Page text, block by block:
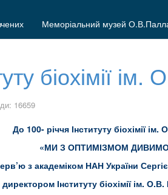
Меморіальний музей
біохімії
16659
До 100- річчя Інституту біохімії
«МИ З ОПТИМІЗМОМ
з академіком НАН України
директором Інституту біохімії ім.